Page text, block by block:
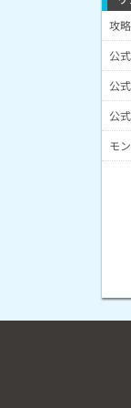
攻
公
公
公
モ